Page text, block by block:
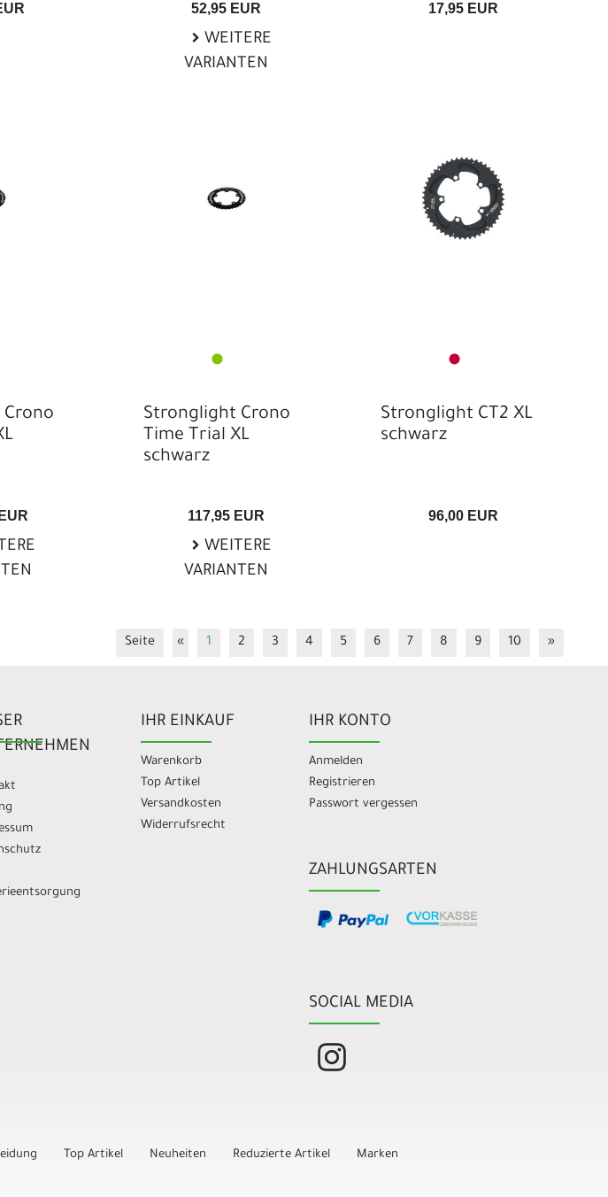
52,95 EUR
WEITERE
VARIANTEN
17,95 EUR
Stronglight Crono
Time Trial XL
schwarz
117,95 EUR
WEITERE
VARIANTEN
Stronglight CT2 XL
schwarz
96,00 EUR
Seite « 1 2 3 4 5 6 7 8 9 10 »
IHR EINKAUF
Warenkorb
Top Artikel
Versandkosten
Widerrufsrecht
IHR KONTO
Anmelden
Registrieren
Passwort vergessen
ZAHLUNGSARTEN
SOCIAL MEDIA
Top Artikel Neuheiten Reduzierte Artikel Marken